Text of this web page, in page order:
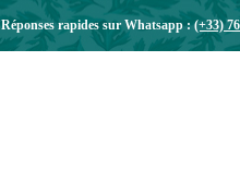
Réponses rapides sur Whatsapp :(+33)